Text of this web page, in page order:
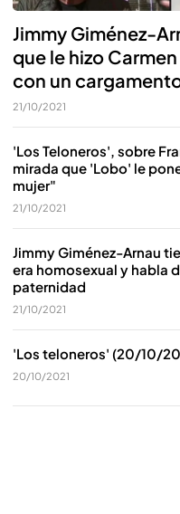
Jimmy Giménez-
que le hizo
con un
21/10/2021
'Los Teloneros', sobre
mirada que 'Lobo' le
mujer"
21/10/2021
Jimmy Giménez-Arnau
era homosexual y habla
paternidad
21/10/2021
'Los teloneros' (20/10/
20/10/2021